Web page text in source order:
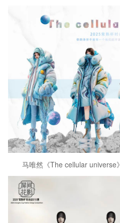
马唯然《The cellular universe》